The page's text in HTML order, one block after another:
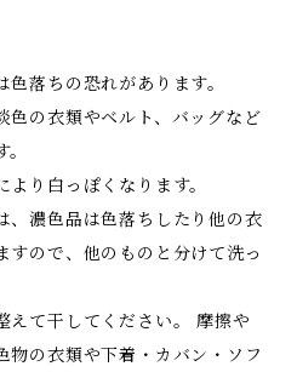
落ちの恐れがあります。
色の衣類やベルト、バッグなど
より白っぽくなります。
、濃色品は色落ちしたり他の衣
すので、他のものと分けて洗っ
えて干してください。 摩擦や
物の衣類や下着・カバン・ソフ